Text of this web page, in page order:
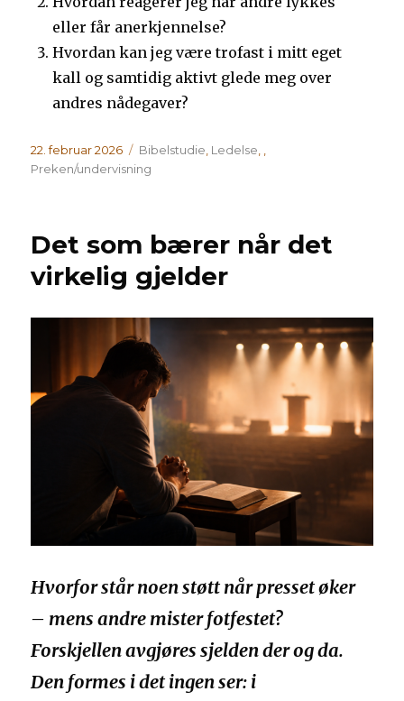
eller får anerkjennelse?
Hvordan kan jeg være trofast i mitt eget
kall og samtidig aktivt glede meg over
andres nådegaver?
Publisert
22. februar 2026 Kategorier
Bibelstudie Ledelse
Preken/undervisning
Det som bærer når det
virkelig gjelder
Hvorfor står noen støtt når presset øker
– mens andre mister fotfestet?
Forskjellen avgjøres sjelden der og da.
Den formes i det ingen ser: i